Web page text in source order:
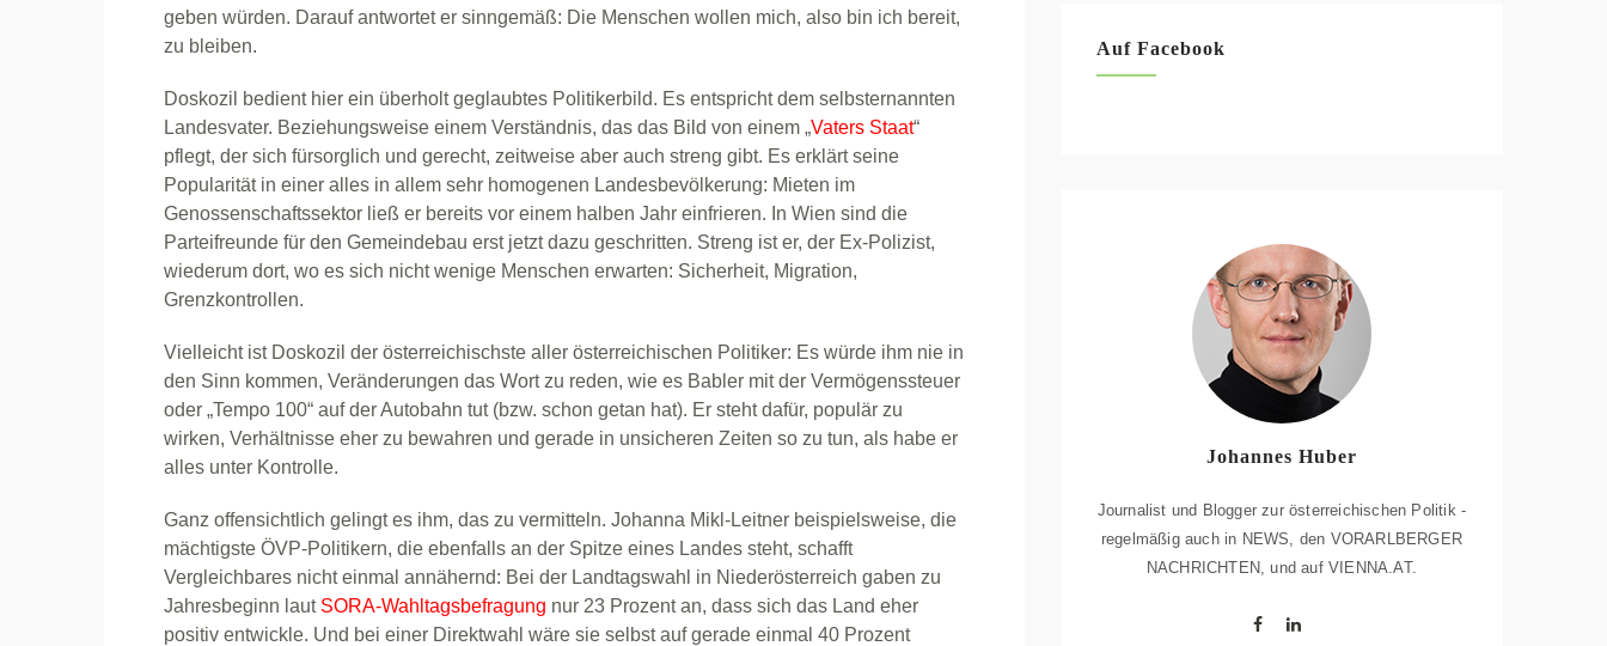
geben würden. Darauf antwortet er sinngemäß: Die Menschen wollen mich, also bin ich bereit,
zu bleiben.
Doskozil bedient hier ein überholt geglaubtes Politikerbild. Es entspricht dem selbsternannten
Landesvater. Beziehungsweise einem Verständnis, das das Bild von einem „Vaters Staat“
pflegt, der sich fürsorglich und gerecht, zeitweise aber auch streng gibt. Es erklärt seine
Popularität in einer alles in allem sehr homogenen Landesbevölkerung: Mieten im
Genossenschaftssektor ließ er bereits vor einem halben Jahr einfrieren. In Wien sind die
Parteifreunde für den Gemeindebau erst jetzt dazu geschritten. Streng ist er, der Ex-Polizist,
wiederum dort, wo es sich nicht wenige Menschen erwarten: Sicherheit, Migration,
Grenzkontrollen.
Vielleicht ist Doskozil der österreichischste aller österreichischen Politiker: Es würde ihm nie in
den Sinn kommen, Veränderungen das Wort zu reden, wie es Babler mit der Vermögenssteuer
oder „Tempo 100“ auf der Autobahn tut (bzw. schon getan hat). Er steht dafür, populär zu
wirken, Verhältnisse eher zu bewahren und gerade in unsicheren Zeiten so zu tun, als habe er
alles unter Kontrolle.
Ganz offensichtlich gelingt es ihm, das zu vermitteln. Johanna Mikl-Leitner beispielsweise, die
mächtigste ÖVP-Politikern, die ebenfalls an der Spitze eines Landes steht, schafft
Vergleichbares nicht einmal annähernd: Bei der Landtagswahl in Niederösterreich gaben zu
Jahresbeginn laut SORA-Wahltagsbefragung nur 23 Prozent an, dass sich das Land eher
positiv entwickle. Und bei einer Direktwahl wäre sie selbst auf gerade einmal 40 Prozent
Auf Facebook
Johannes Huber
Journalist und Blogger zur österreichischen Politik -
regelmäßig auch in NEWS, den VORARLBERGER
NACHRICHTEN, und auf VIENNA.AT.